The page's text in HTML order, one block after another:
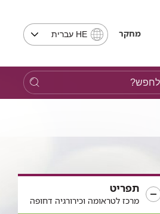
מחקר HE עברית
תפריט
מרכז לטראומה וכירורגיה דחופה